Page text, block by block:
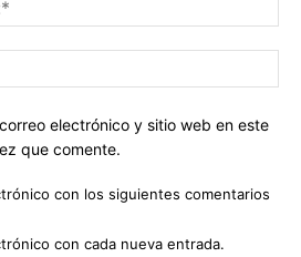
electrónico y sitio web en este
que comente.
con los siguientes comentarios
con cada nueva entrada.